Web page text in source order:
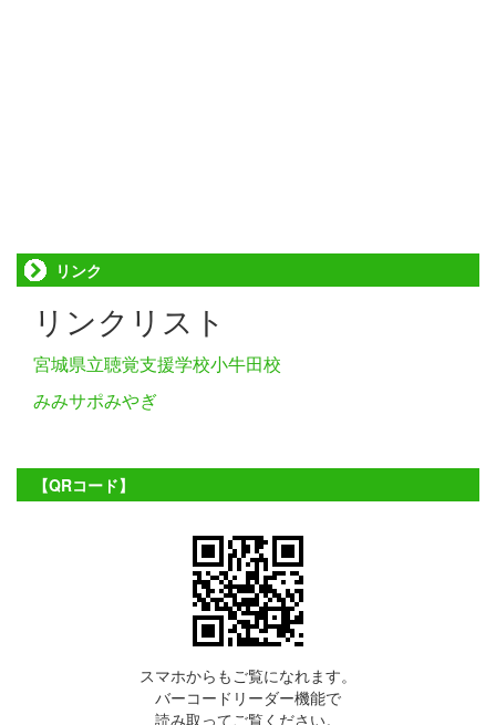
リンク
リンクリスト
宮城県立聴覚支援学校小牛田校
みみサポみやぎ
【QRコード】
スマホからもご覧になれます。
バーコードリーダー機能で
読み取ってご覧ください。